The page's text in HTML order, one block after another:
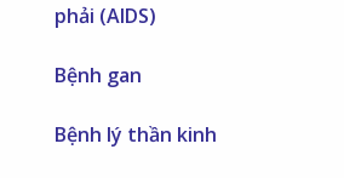
phải (AIDS)
Bệnh gan
Bệnh lý thần kinh